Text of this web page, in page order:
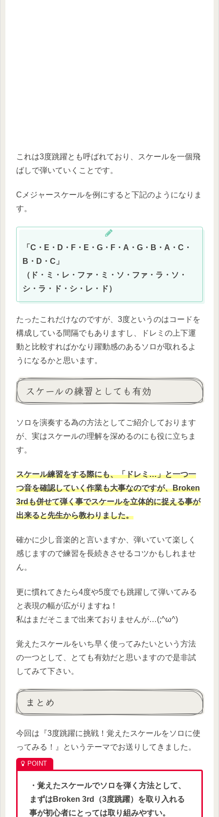
これは3度跳躍とも呼ばれており、スケールを一個飛
ばしで弾いていくことです。
Cメジャースケールを例にすると下記のようになりま
す。
「C・E・D・F・E・G・F・A・G・B・A・C・
B・D・C」
（ド・ミ・レ・ファ・ミ・ソ・ファ・ラ・ソ・
シ・ラ・ド・シ・レ・ド）
たったこれだけなのですが、3度というのはコードを
構成している間隔でもありますし、ドレミの上下運
動と比較すればかなり躍動感のあるソロが取れるよ
うになるかと思います。
スケールの練習としても有効
ソロを演奏する為の方法としてご紹介しております
が、実はスケールの理解を深めるのにも役に立ちま
す。
スケール練習をする際にも、「ドレミ…」と一つ一
つ音を確認していく作業も大事なのですが、Broken
3rdも併せて弾く事でスケールを立体的に捉える事が
出来ると先生から教わりました。
確かに少し音楽的と言いますか、弾いていて楽しく
感じますので練習を長続きさせるコツかもしれませ
ん。
更に慣れてきたら4度や5度でも跳躍して弾いてみる
と表現の幅が広がりますね！
私はまだそこまで出来ておりませんが…(;^ω^)
覚えたスケールをいち早く使ってみたいという方法
の一つとして、とても有効だと思いますので是非試
してみて下さい。
まとめ
今回は『3度跳躍に挑戦！覚えたスケールをソロに使
ってみる！』というテーマでお送りしてきました。
・覚えたスケールでソロを弾く方法として、
まずはBroken 3rd（3度跳躍）を取り入れる
事が初心者にとっては取り組みやすい。